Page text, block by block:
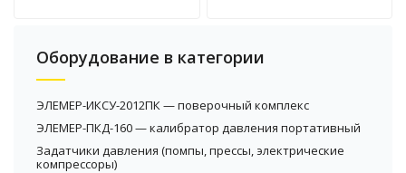
Оборудование в категории
ЭЛЕМЕР-ИКСУ-2012ПК — поверочный комплекс
ЭЛЕМЕР-ПКД-160 — калибратор давления портативный
Задатчики давления (помпы, прессы, электрические
компрессоры)